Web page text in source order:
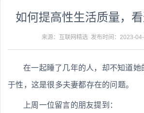
如何提高性生活质量，
来源：互联网精选 发布时间： 2023-
在一起睡了几年的人，却不知道她
于性，这是很多夫妻都存在的问题。
上周一位留言的朋友提到：